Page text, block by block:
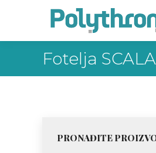
Fotelja
PRONAĐITE